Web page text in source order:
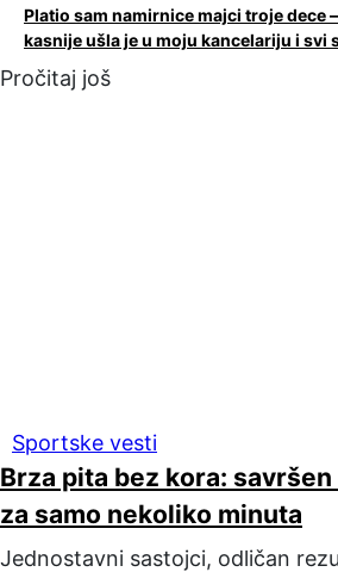
Platio sam namirnice majci troje dece
kasnije ušla je u moju kancelariju i svi
Pročitaj još
Sportske vesti
Brza pita bez kora:
za samo nekoliko minuta
Jednostavni sastojci, odličan